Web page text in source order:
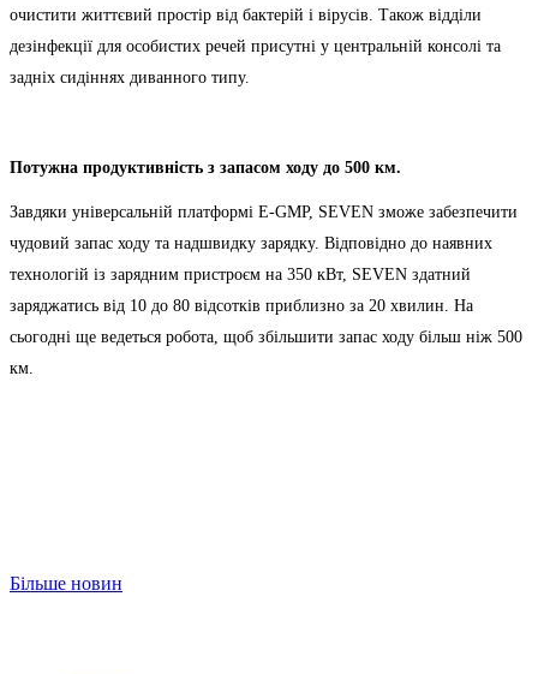
очистити життєвий простір від бактерій і вірусів. Також відділи
дезінфекції для особистих речей присутні у центральній консолі та
задніх сидіннях диванного типу.
Потужна продуктивність з запасом ходу до 500 км.
Завдяки універсальній платформі E-GMP, SEVEN зможе забезпечити
чудовий запас ходу та надшвидку зарядку. Відповідно до наявних
технологій із зарядним пристроєм на 350 кВт, SEVEN здатний
заряджатись від 10 до 80 відсотків приблизно за 20 хвилин. На
сьогодні ще ведеться робота, щоб збільшити запас ходу більш ніж 500
км.
Більше новин